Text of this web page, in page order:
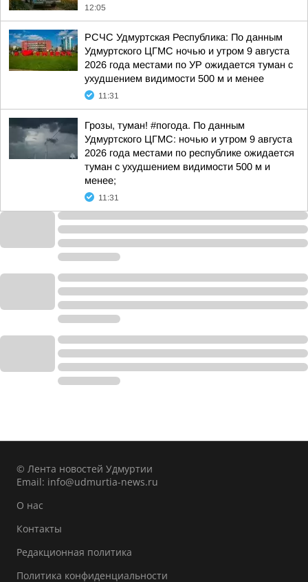
12:05
РСЧС Удмуртская Республика: По данным
Удмуртского ЦГМС ночью и утром 9 августа
2026 года местами по УР ожидается туман с
ухудшением видимости 500 м и менее
11:31
Грозы, туман! #погода. По данным
Удмуртского ЦГМС: ночью и утром 9 августа
2026 года местами по республике ожидается
туман с ухудшением видимости 500 м и
менее;
11:31
© Лента новостей Удмуртии
Email: info@udmurtia-news.ru
О нас
Контакты
Редакционная политика
Политика конфиденциальности